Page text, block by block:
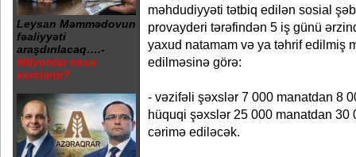
Leysan Məmmədovun
fəaliyyəti
araşdırılacaq….-
Milyonlar necə
xərclənir?
məhdudiyyəti tətbiq edilən sosial
provayderi tərəfindən 5 iş günü
yaxud natamam və ya təhrif edilmiş
edilməsinə görə:
- vəzifəli şəxslər 7 000 manatdan 8
hüquqi şəxslər 25 000 manatdan 30
cərimə ediləcək.